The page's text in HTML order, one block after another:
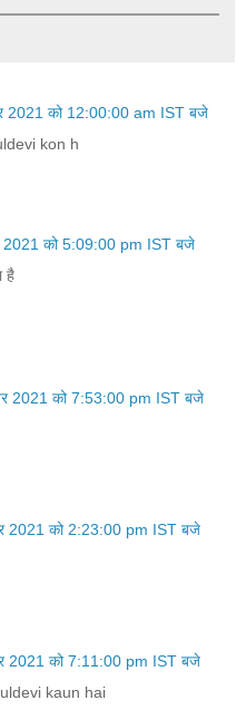
2021 को 12:00:00 am IST बजे
kon h
2021 को 5:09:00 pm IST बजे
है
2021 को 7:53:00 pm IST बजे
2021 को 2:23:00 pm IST बजे
2021 को 7:11:00 pm IST बजे
kaun hai